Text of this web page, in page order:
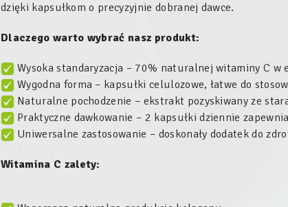
dzięki kapsułkom o precyzyjnie dobranej dawce.
Dlaczego warto wybrać nasz produkt:
Wysoka standaryzacja – 70% naturalnej witaminy C w
Wygodna forma – kapsułki celulozowe, łatwe do
Naturalne pochodzenie – ekstrakt pozyskiwany ze
Praktyczne dawkowanie – 2 kapsułki dziennie
Uniwersalne zastosowanie – doskonały dodatek do
Witamina C zalety: